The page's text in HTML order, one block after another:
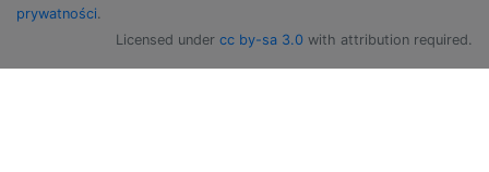
prywatności.
Licensed under cc by-sa 3.0 with attribution required.